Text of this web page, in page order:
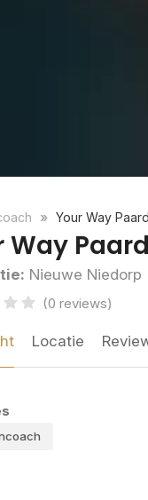
Your Way
Way
Nieuwe Niedorp
(0 reviews)
Locatie